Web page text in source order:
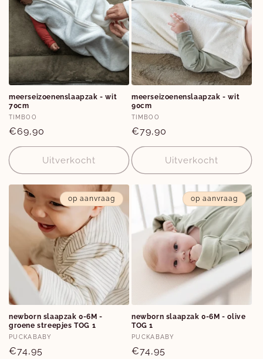
meerseizoenenslaapzak - wit
70cm
Verkoper:
TIMBOO
Normale
prijs
€69,90
Uitverkocht
meerseizoenenslaapzak - wit
90cm
Verkoper:
TIMBOO
Normale
prijs
€79,90
Uitverkocht
op aanvraag
newborn slaapzak 0-6M -
groene streepjes TOG 1
Verkoper:
PUCKABABY
Normale
€74,95
op aanvraag
newborn slaapzak 0-6M - olive
TOG 1
Verkoper:
PUCKABABY
Normale
€74,95